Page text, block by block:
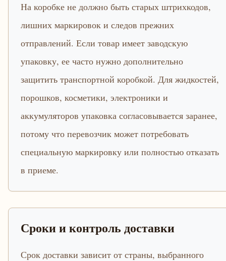
На коробке не должно быть старых штрихкодов,
лишних маркировок и следов прежних
отправлений. Если товар имеет заводскую
упаковку, ее часто нужно дополнительно
защитить транспортной коробкой. Для жидкостей,
порошков, косметики, электроники и
аккумуляторов упаковка согласовывается заранее,
потому что перевозчик может потребовать
специальную маркировку или полностью отказать
в приеме.
Сроки и контроль доставки
Срок доставки зависит от страны, выбранного